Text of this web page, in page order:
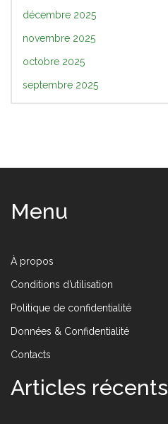
décembre 2025
novembre 2025
octobre 2025
septembre 2025
Menu
À propos
Conditions d’utilisation
Politique de confidentialité
Données & Confidentialité
Contacts
Articles récents